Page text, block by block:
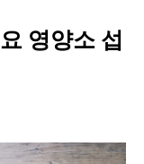
영양소 섭